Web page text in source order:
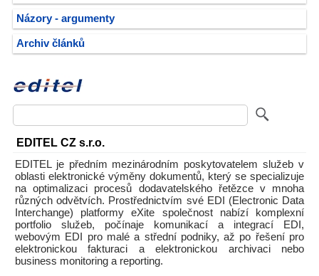
Názory - argumenty
Archiv článků
EDITEL CZ s.r.o.
EDITEL je předním mezinárodním poskytovatelem služeb v
oblasti elektronické výměny dokumentů, který se specializuje
na optimalizaci procesů dodavatelského řetězce v mnoha
různých odvětvích. Prostřednictvím své EDI (Electronic Data
Interchange) platformy eXite společnost nabízí komplexní
portfolio služeb, počínaje komunikací a integrací EDI,
webovým EDI pro malé a střední podniky, až po řešení pro
elektronickou fakturaci a elektronickou archivaci nebo
business monitoring a reporting.